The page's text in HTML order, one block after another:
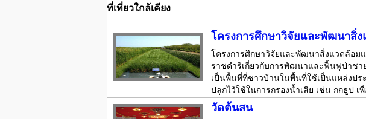
ที่เที่ยวใกล้เคียง
โครงการศึกษาวิจัยและพัฒนาสิ่
โครงการศึกษาวิจัยและพัฒนาสิ่งแวดล้อม
ราชดำริเกี่ยวกับการพัฒนาและฟื้นฟูป่าช
เป็นพื้นที่ที่ชาวบ้านในพื้นที่ใช้เป็นแหล่งปร
ปลูกไว้ใช้ในการกรองน้ำเสีย เช่น กกธูป เ
วัดต้นสน